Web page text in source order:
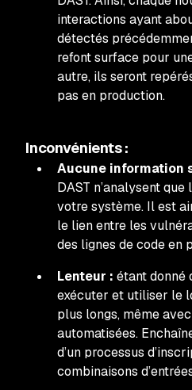
interactions ayant
détectés
refont surface pour
autre, ils seront
pas en production.
Inconvénients :
Aucune information
DAST n’analysent
votre système. Il est
le lien entre les
des lignes de code en
Lenteur : étant donné
exécuter et utiliser le
plus longs, même
automatisées.
d’un processus
combinaisons